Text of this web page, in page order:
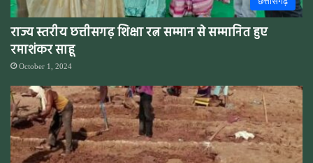
राज्य स्तरीय छत्तीसगढ़ शिक्षा रत्न सम्मान से सम्मानित हुए
रमाशंकर साहू
October 1, 2024